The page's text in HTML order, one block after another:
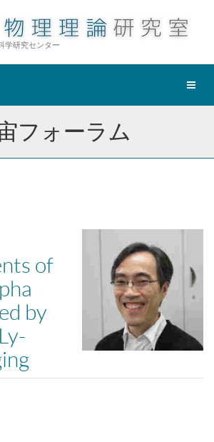
学研究センター
ナ
ョ
フォーラム
of
by